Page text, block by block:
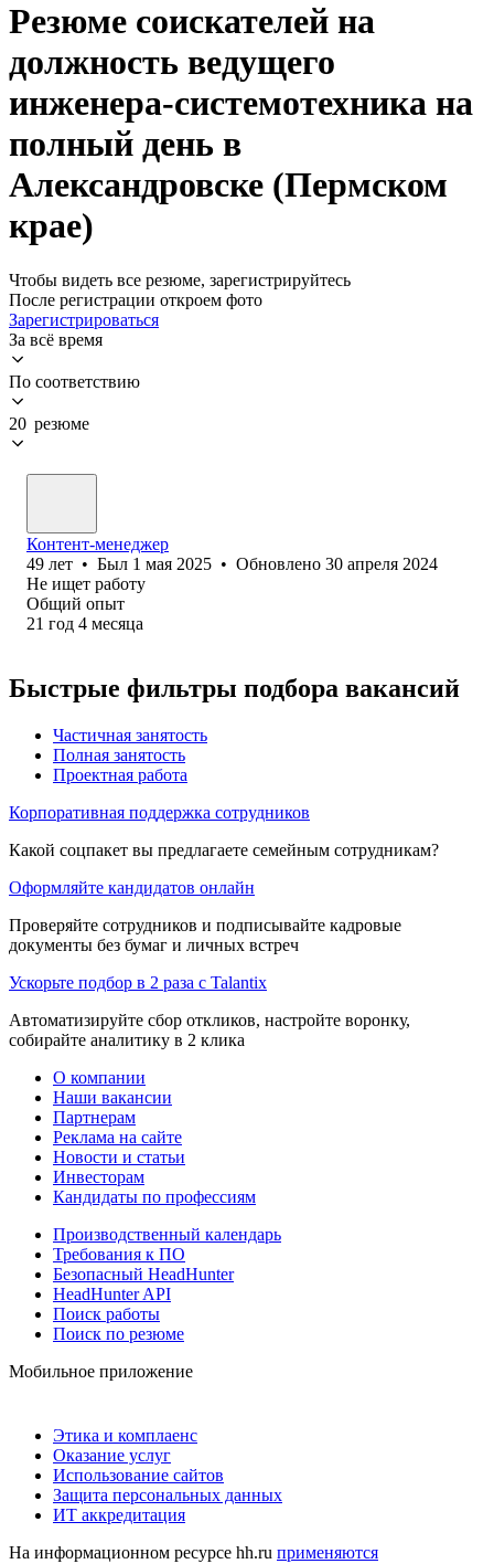
Резюме соискателей на
должность ведущего
инженера-системотехника на
полный день в
Александровске (Пермском
крае)
Чтобы видеть все резюме, зарегистрируйтесь
После регистрации откроем фото
Зарегистрироваться
За всё время
По соответствию
20 резюме
Контент-менеджер
49 лет • Был 1 мая 2025 • Обновлено 30 апреля 2024
Не ищет работу
Общий опыт
21 год 4 месяца
Быстрые фильтры подбора вакансий
Частичная занятость
Полная занятость
Проектная работа
Корпоративная поддержка сотрудников
Какой соцпакет вы предлагаете семейным сотрудникам?
Оформляйте кандидатов онлайн
Проверяйте сотрудников и подписывайте кадровые
документы без бумаг и личных встреч
Ускорьте подбор в 2 раза с Talantix
Автоматизируйте сбор откликов, настройте воронку,
собирайте аналитику в 2 клика
О компании
Наши вакансии
Партнерам
Реклама на сайте
Новости и статьи
Инвесторам
Кандидаты по профессиям
Производственный календарь
Требования к ПО
Безопасный HeadHunter
HeadHunter API
Поиск работы
Поиск по резюме
Мобильное приложение
Этика и комплаенс
Оказание услуг
Использование сайтов
Защита персональных данных
ИТ аккредитация
На информационном ресурсе hh.ru применяются